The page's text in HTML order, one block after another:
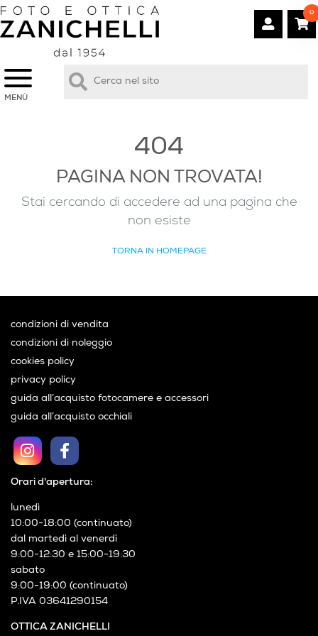
MENÙ
0
404
PAGINA NON TROVATA!
Stai cercando di accedere ad una pagina che
non esiste
TORNA IN HOMEPAGE
OTTICA ZANICHELLI
Orari d'apertura:
lunedì
10:00-18:00 (continuato)
dal martedì al venerdì
9:00-12:30 e 15:00-19:30
sabato
9:00-19:00 (continuato)
P.IVA 03641290154
condizioni di vendita
condizioni di noleggio
cookies policy
privacy policy
guida all’acquisto fotocamere e accessori
guida all’acquisto occhiali